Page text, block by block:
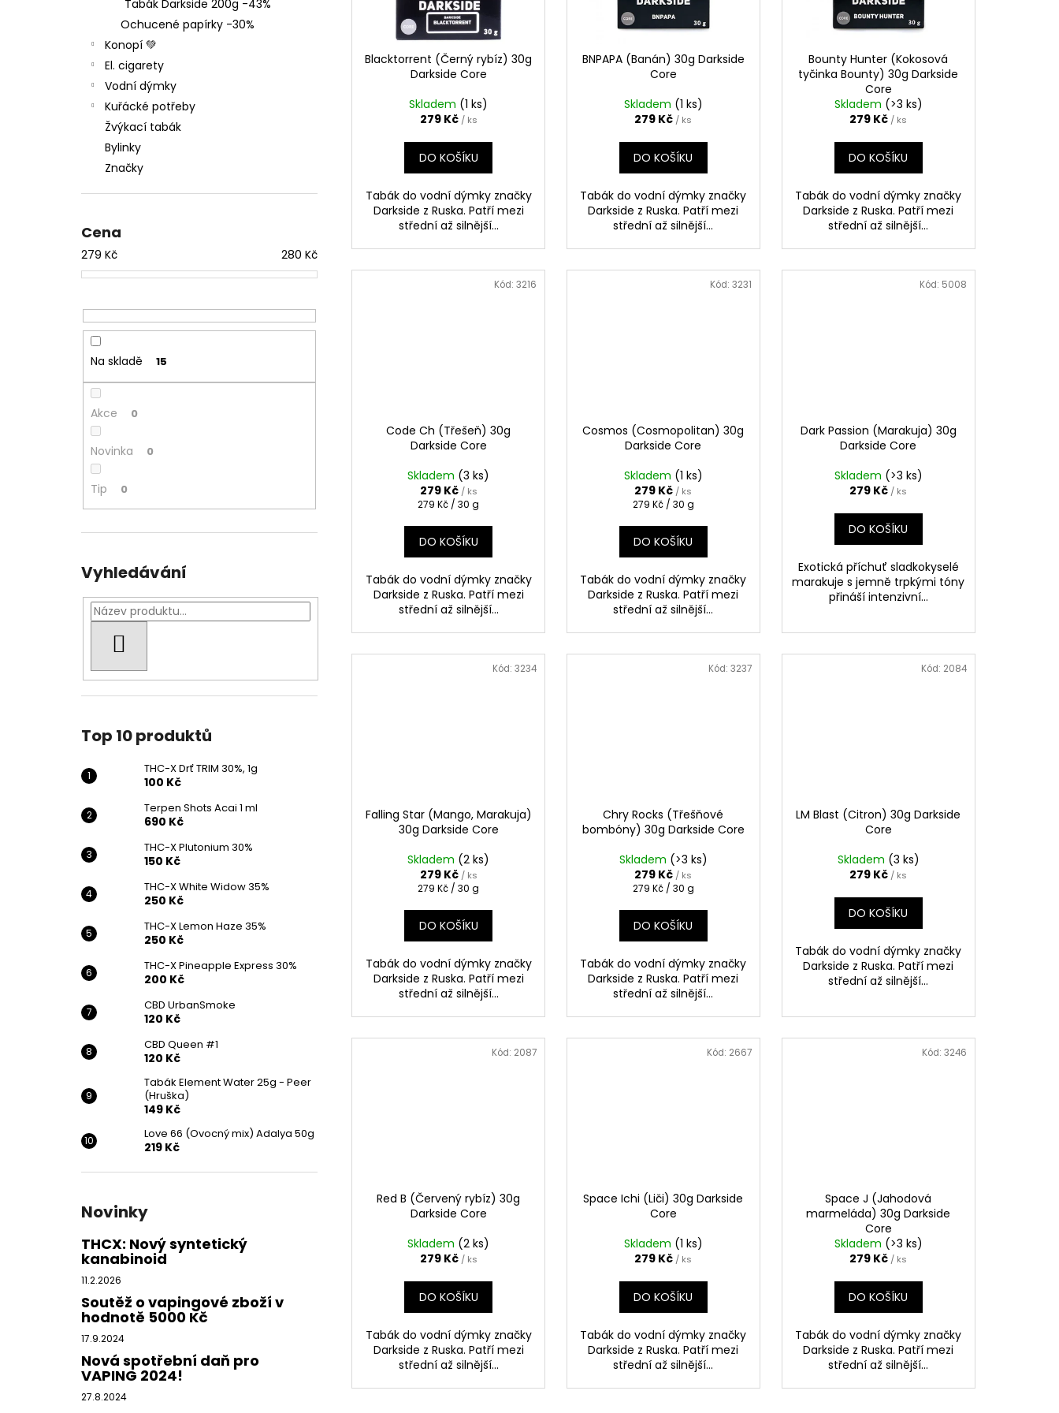
Tabák Darkside 200g -43%
Ochucené papírky -30%
Konopí 💚
El. cigarety
Vodní dýmky
Kuřácké potřeby
Žvýkací tabák
Bylinky
Značky
Cena
279 Kč 280 Kč
Na skladě 15
Akce 0
Novinka 0
Tip 0
Vyhledávání
Top 10 produktů
THC-X Drť TRIM 30%, 1g
100 Kč
Terpen Shots Acai 1 ml
690 Kč
THC-X Plutonium 30%
150 Kč
THC-X White Widow 35%
250 Kč
THC-X Lemon Haze 35%
250 Kč
THC-X Pineapple Express 30%
200 Kč
CBD UrbanSmoke
120 Kč
CBD Queen #1
120 Kč
Tabák Element Water 25g - Peer
(Hruška)
149 Kč
Love 66 (Ovocný mix) Adalya 50g
219 Kč
Novinky
THCX: Nový syntetický
kanabinoid
11.2.2026
Soutěž o vapingové zboží v
hodnotě 5000 Kč
17.9.2024
Nová spotřební daň pro
VAPING 2024!
27.8.2024
Blacktorrent (Černý rybíz) 30g
Darkside Core
Skladem (1 ks)
279 Kč / ks
DO KOŠÍKU
Tabák do vodní dýmky značky
Darkside z Ruska. Patří mezi
střední až silnější...
BNPAPA (Banán) 30g Darkside
Core
Skladem (1 ks)
279 Kč / ks
DO KOŠÍKU
Tabák do vodní dýmky značky
Darkside z Ruska. Patří mezi
střední až silnější...
Bounty Hunter (Kokosová
tyčinka Bounty) 30g Darkside
Core
Skladem (>3 ks)
279 Kč / ks
DO KOŠÍKU
Tabák do vodní dýmky značky
Darkside z Ruska. Patří mezi
střední až silnější...
Code Ch (Třešeň) 30g
Darkside Core
Skladem (3 ks)
279 Kč / ks
Měrná
279 Kč / 30 g
DO KOŠÍKU
Tabák do vodní dýmky značky
Darkside z Ruska. Patří mezi
střední až silnější...
Kód:3216
Cosmos (Cosmopolitan) 30g
Darkside Core
Skladem (1 ks)
279 Kč / ks
Měrná
279 Kč / 30 g
DO KOŠÍKU
Tabák do vodní dýmky značky
Darkside z Ruska. Patří mezi
střední až silnější...
Kód: 3231
Dark Passion (Marakuja) 30g
Darkside Core
Skladem (>3 ks)
279 Kč / ks
DO KOŠÍKU
Exotická příchuť sladkokyselé
marakuje s jemně trpkými tóny
přináší intenzivní...
Kód: 5008
Falling Star (Mango, Marakuja)
30g Darkside Core
Skladem (2 ks)
279 Kč / ks
Měrná
279 Kč / 30 g
DO KOŠÍKU
Tabák do vodní dýmky značky
Darkside z Ruska. Patří mezi
střední až silnější...
Kód:3234
Chry Rocks (Třešňové
bombóny) 30g Darkside Core
Skladem (>3 ks)
279 Kč / ks
Měrná
279 Kč / 30 g
DO KOŠÍKU
Tabák do vodní dýmky značky
Darkside z Ruska. Patří mezi
střední až silnější...
Kód: 3237
LM Blast (Citron) 30g Darkside
Core
Skladem (3 ks)
279 Kč / ks
DO KOŠÍKU
Tabák do vodní dýmky značky
Darkside z Ruska. Patří mezi
střední až silnější...
Kód: 2084
Red B (Červený rybíz) 30g
Darkside Core
Skladem (2 ks)
279 Kč / ks
DO KOŠÍKU
Tabák do vodní dýmky značky
Darkside z Ruska. Patří mezi
střední až silnější...
Kód: 2087
Space Ichi (Liči) 30g Darkside
Core
Skladem (1 ks)
279 Kč / ks
DO KOŠÍKU
Tabák do vodní dýmky značky
Darkside z Ruska. Patří mezi
střední až silnější...
Kód: 2667
Space J (Jahodová
marmeláda) 30g Darkside
Core
Skladem (>3 ks)
279 Kč / ks
DO KOŠÍKU
Tabák do vodní dýmky značky
Darkside z Ruska. Patří mezi
střední až silnější...
Kód: 3246
THC-X DRŤ TRIM 30%, 1G
100 Kč
Původně:150 Kč
TERPEN SHOTS ACAI 1 ML
THC-X PLUTONIUM 30%
150 Kč